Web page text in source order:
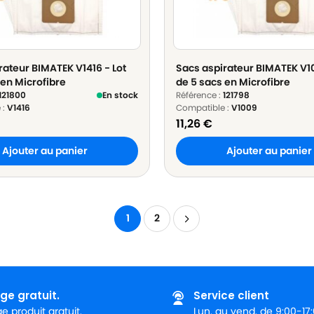
BIMATEK V1416 - Lot
Microfibre
En stock
V1416
Ajouter au panier
Sacs aspirateur BIMATEK
de 5 sacs en Microfibre
Référence : 121798
Compatible : V1009
11,26€
Ajouter au panier
1 2
gratuit.
produit gratuit.
Service client
Lun. au vend. de 9:00-